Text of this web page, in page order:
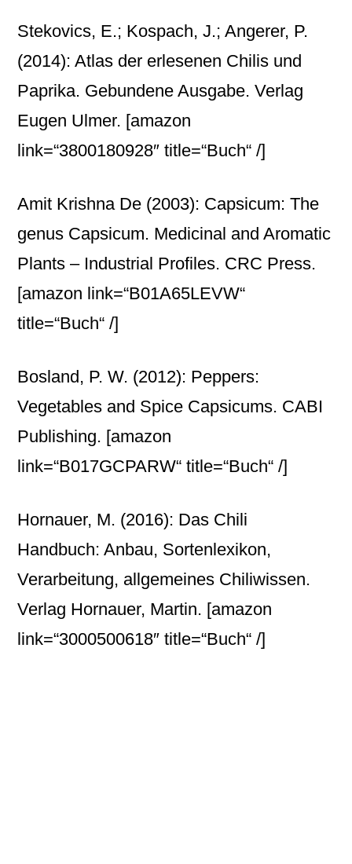
Stekovics, E.; Kospach, J.; Angerer, P.
(2014): Atlas der erlesenen Chilis und
Paprika. Gebundene Ausgabe. Verlag
Eugen Ulmer. [amazon
link=“3800180928″ title=“Buch“ /]
Amit Krishna De (2003): Capsicum: The
genus Capsicum. Medicinal and Aromatic
Plants – Industrial Profiles. CRC Press.
[amazon link=“B01A65LEVW“
title=“Buch“ /]
Bosland, P. W. (2012): Peppers:
Vegetables and Spice Capsicums. CABI
Publishing. [amazon
link=“B017GCPARW“ title=“Buch“ /]
Hornauer, M. (2016): Das Chili
Handbuch: Anbau, Sortenlexikon,
Verarbeitung, allgemeines Chiliwissen.
Verlag Hornauer, Martin. [amazon
link=“3000500618″ title=“Buch“ /]